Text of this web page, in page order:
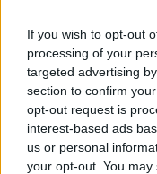
If you wish to opt-out
processing of your
targeted advertising
section to confirm
opt-out request is
interest-based ads
us or personal
your opt-out. You
się?
Wiedza ogólna